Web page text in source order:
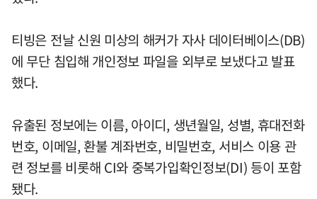
티빙은 전날 신원 미상의 해커가 자사 데이터베이스(DB)
에 무단 침입해 개인정보 파일을 외부로 보냈다고 발표
했다.
유출된 정보에는 이름, 아이디, 생년월일, 성별, 휴대전화
번호, 이메일, 환불 계좌번호, 비밀번호, 서비스 이용 관
련 정보를 비롯해 CI와 중복가입확인정보(DI) 등이 포함
됐다.